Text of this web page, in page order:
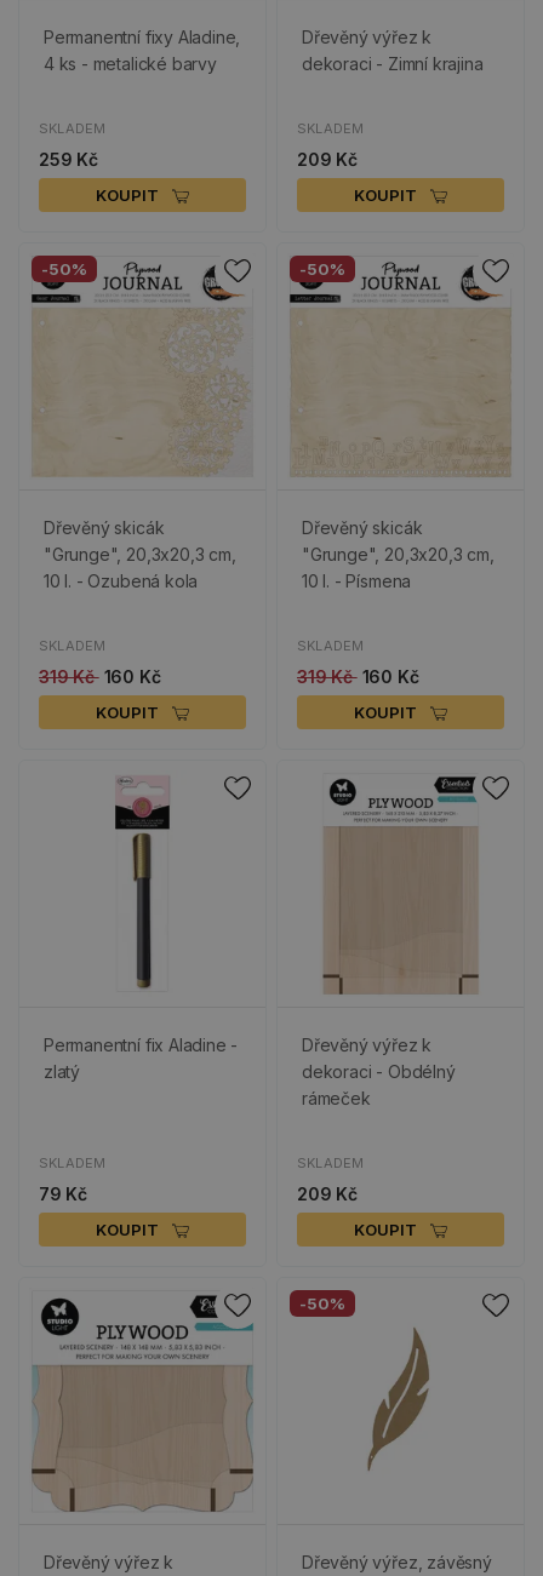
Permanentní fixy Aladine,
4 ks - metalické barvy
SKLADEM
259 Kč
KOUPIT
Dřevěný výřez k
dekoraci - Zimní krajina
SKLADEM
209 Kč
KOUPIT
-50%
Dřevěný skicák
"Grunge", 20,3x20,3 cm,
10 l. - Ozubená kola
SKLADEM
319 Kč 160 Kč
KOUPIT
-50%
Dřevěný skicák
"Grunge", 20,3x20,3 cm,
10 l. - Písmena
SKLADEM
319 Kč 160 Kč
KOUPIT
Permanentní fix Aladine -
zlatý
SKLADEM
79 Kč
KOUPIT
Dřevěný výřez k
dekoraci - Obdélný
rámeček
SKLADEM
209 Kč
KOUPIT
Dřevěný výřez k
-50%
Dřevěný výřez, závěsný